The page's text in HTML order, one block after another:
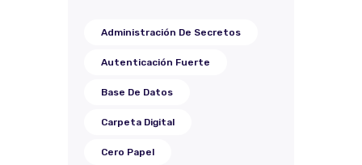
Administración De Secretos
Autenticación Fuerte
Base De Datos
Carpeta Digital
Cero Papel